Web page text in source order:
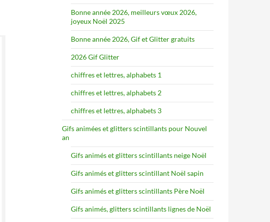
Bonne année 2026, meilleurs vœux 2026,
joyeux Noël 2025
Bonne année 2026, Gif et Glitter gratuits
2026 Gif Glitter
chiffres et lettres, alphabets 1
chiffres et lettres, alphabets 2
chiffres et lettres, alphabets 3
Gifs animées et glitters scintillants pour Nouvel
an
Gifs animés et glitters scintillants neige Noël
Gifs animés et glitters scintillant Noël sapin
Gifs animés et glitters scintillants Père Noël
Gifs animés, glitters scintillants lignes de Noël